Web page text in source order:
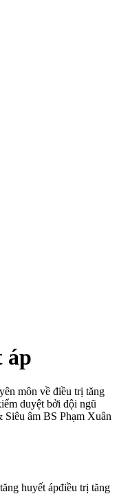
áp
môn về điều trị tăng
duyệt bởi đội ngũ
Siêu âm BS Phạm Xuân
huyết ápđiều trị tăng